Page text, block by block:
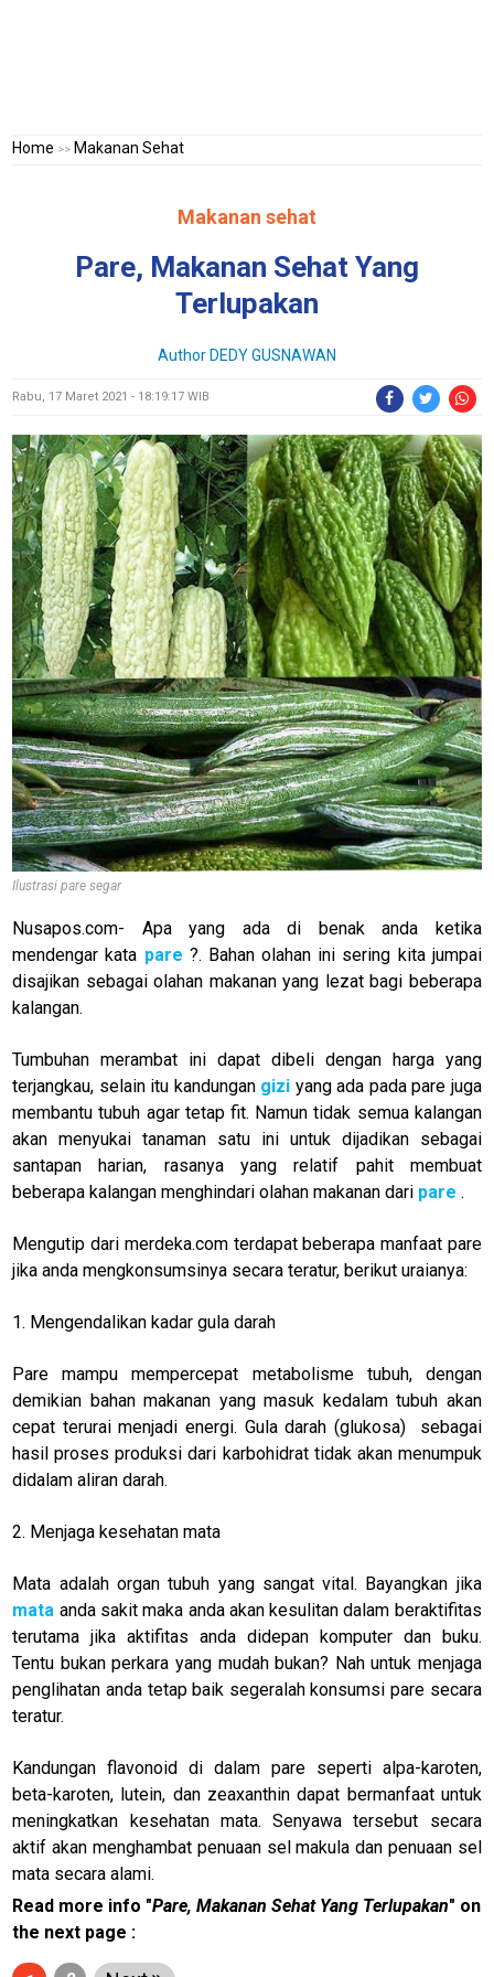
Home >> Makanan Sehat
Makanan sehat
Pare, Makanan Sehat Yang
Terlupakan
Author DEDY GUSNAWAN
Rabu, 17 Maret 2021 - 18:19:17 WIB
Ilustrasi pare segar
Nusapos.com- Apa yang ada di benak anda ketika
mendengar kata pare ?. Bahan olahan ini sering kita jumpai
disajikan sebagai olahan makanan yang lezat bagi beberapa
kalangan.
Tumbuhan merambat ini dapat dibeli dengan harga yang
terjangkau, selain itu kandungan gizi yang ada pada pare juga
membantu tubuh agar tetap fit. Namun tidak semua kalangan
akan menyukai tanaman satu ini untuk dijadikan sebagai
santapan harian, rasanya yang relatif pahit membuat
beberapa kalangan menghindari olahan makanan dari pare .
Mengutip dari merdeka.com terdapat beberapa manfaat pare
jika anda mengkonsumsinya secara teratur, berikut uraianya:
1. Mengendalikan kadar gula darah
Pare mampu mempercepat metabolisme tubuh, dengan
demikian bahan makanan yang masuk kedalam tubuh akan
cepat terurai menjadi energi. Gula darah (glukosa) sebagai
hasil proses produksi dari karbohidrat tidak akan menumpuk
didalam aliran darah.
2. Menjaga kesehatan mata
Mata adalah organ tubuh yang sangat vital. Bayangkan jika
mata anda sakit maka anda akan kesulitan dalam beraktifitas
terutama jika aktifitas anda didepan komputer dan buku.
Tentu bukan perkara yang mudah bukan? Nah untuk menjaga
penglihatan anda tetap baik segeralah konsumsi pare secara
teratur.
Kandungan flavonoid di dalam pare seperti alpa-karoten,
beta-karoten, lutein, dan zeaxanthin dapat bermanfaat untuk
meningkatkan kesehatan mata. Senyawa tersebut secara
aktif akan menghambat penuaan sel makula dan penuaan sel
mata secara alami.
Read more info "Pare, Makanan Sehat Yang Terlupakan" on
the next page :
M
Home